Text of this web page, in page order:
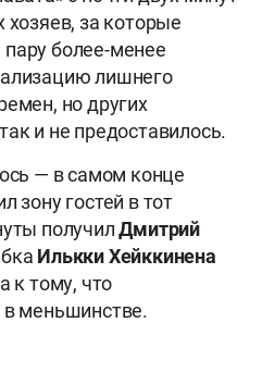
хозяев, за которые
более-менее
лишнего
но других
и не предоставилось.
— в самом конце
зону гостей в тот
получилДмитрий
Илькки Хейккинена
к тому, что
в меньшинстве.